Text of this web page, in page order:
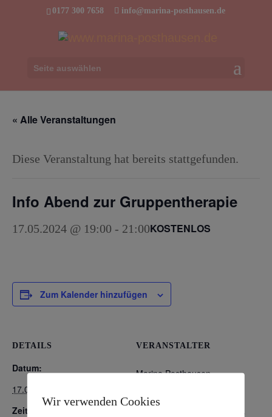
0177 300 7658 info@marina-posthausen.de
Seite auswählen
« Alle Veranstaltungen
Diese Veranstaltung hat bereits stattgefunden.
Info Abend zur Gruppentherapie
17.05.2024 @ 19:00 - 21:00KOSTENLOS
Zum Kalender hinzufügen
DETAILS
Datum:
17.05.2024
Zeit:
VERANSTALTER
Marina Posthausen
Wir verwenden Cookies